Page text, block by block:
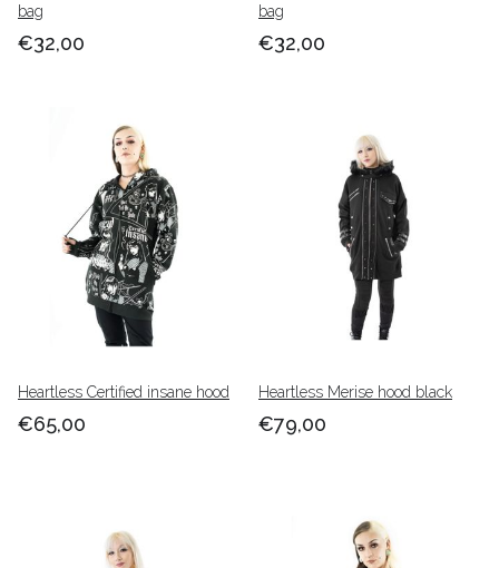
bag
€32,00
bag
€32,00
Heartless Certified insane hood
€65,00
Heartless Merise hood black
€79,00